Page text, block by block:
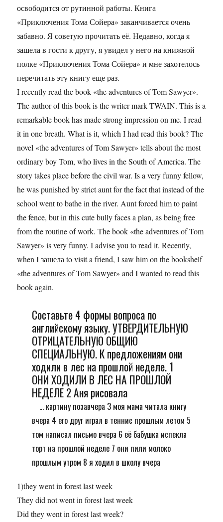
освободится от рутинной работы. Книга
«Приключения Тома Сойера» заканчивается очень
забавно. Я советую прочитать её. Недавно, когда я
зашела в гости к другу, я увидел у него на книжной
полке «Приключения Тома Сойера» и мне захотелось
перечитать эту книгу еще раз.
I recently read the book «the adventures of Tom Sawyer».
The author of this book is the writer mark TWAIN. This is a
remarkable book has made strong impression on me. I read
it in one breath. What is it, which I had read this book? The
novel «the adventures of Tom Sawyer» tells about the most
ordinary boy Tom, who lives in the South of America. The
story takes place before the civil war. Is a very funny fellow,
he was punished by strict aunt for the fact that instead of the
school went to bathe in the river. Aunt forced him to paint
the fence, but in this cute bully faces a plan, as being free
from the routine of work. The book «the adventures of Tom
Sawyer» is very funny. I advise you to read it. Recently,
when I зашела to visit a friend, I saw him on the bookshelf
«the adventures of Tom Sawyer» and I wanted to read this
book again.
Составьте 4 формы вопроса по
английскому языку. УТВЕРДИТЕЛЬНУЮ
ОТРИЦАТЕЛЬНУЮ ОБЩИЮ
СПЕЦИАЛЬНУЮ. К предложениям они
ходили в лес на прошлой неделе. 1
ОНИ ХОДИЛИ В ЛЕС НА ПРОШЛОЙ
НЕДЕЛЕ 2 Аня рисовала
... картину позавчера 3 моя мама читала книгу
вчера 4 его друг играл в теннис прошлым летом 5
том написал письмо вчера 6 её бабушка испекла
торт на прошлой неделе 7 они пили молоко
прошлым утром 8 я ходил в школу вчера
1)they went in forest last week
They did not went in forest last week
Did they went in forest last week?